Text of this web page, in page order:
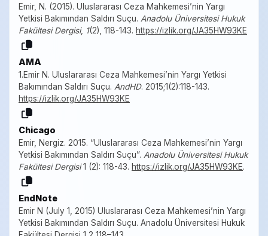
Emir, N. (2015). Uluslararası Ceza Mahkemesi’nin Yargı
Yetkisi Bakımından Saldırı Suçu. Anadolu Üniversitesi Hukuk
Fakültesi Dergisi, 1(2), 118-143. https://izlik.org/JA35HW93KE
AMA
1.Emir N. Uluslararası Ceza Mahkemesi’nin Yargı Yetkisi
Bakımından Saldırı Suçu. AndHD. 2015;1(2):118-143.
https://izlik.org/JA35HW93KE
Chicago
Emir, Nergiz. 2015. “Uluslararası Ceza Mahkemesi’nin Yargı
Yetkisi Bakımından Saldırı Suçu”. Anadolu Üniversitesi Hukuk
Fakültesi Dergisi1 (2): 118-43. https://izlik.org/JA35HW93KE.
EndNote
Emir N (July 1, 2015) Uluslararası Ceza Mahkemesi’nin Yargı
Yetkisi Bakımından Saldırı Suçu. Anadolu Üniversitesi Hukuk